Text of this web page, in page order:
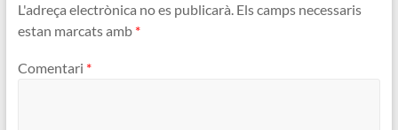
L'adreça electrònica no es publicarà. Els camps necessaris
estan marcats amb *
Comentari *